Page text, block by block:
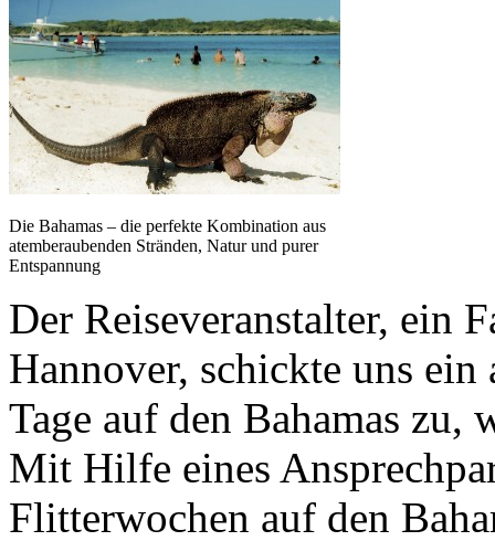
Die Bahamas – die perfekte Kombination aus
atemberaubenden Stränden, Natur und purer
Entspannung
Der Reiseveranstalter, ein
Hannover, schickte uns ein
Tage auf den Bahamas zu,
Mit Hilfe eines
Flitterwochen auf den